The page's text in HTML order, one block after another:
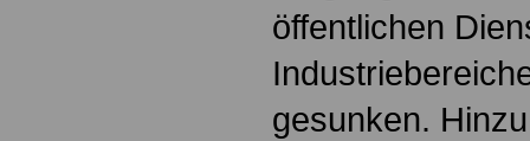
öffentlichen
gesunken.